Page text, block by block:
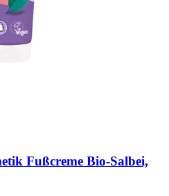
Fußcreme Bio-​Salbei,